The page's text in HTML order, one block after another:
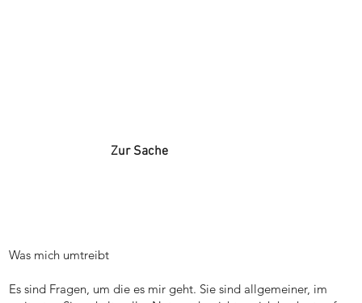
Zur Sache
Was mich umtreibt
Es sind Fragen, um die es mir geht. Sie sind allgemeiner, im